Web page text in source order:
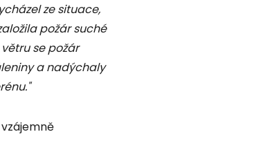
ze situace,
požár suché
se požár
a nadýchaly